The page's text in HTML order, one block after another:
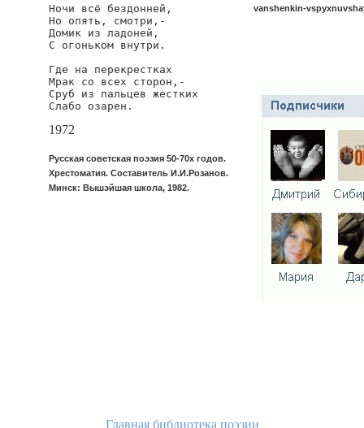
Ночи всё бездонней,
Но опять, смотри,-
Домик из ладоней,
С огоньком внутри.
Где на перекрестках
Мрак со всех сторон,-
Сруб из пальцев жестких
Слабо озарен.
1972
Русская советская поэзия 50-70х годов.
Хрестоматия. Составитель И.И.Розанов.
Минск: Вышэйшая школа, 1982.
vanshenkin-
Главная библиотека поэзии